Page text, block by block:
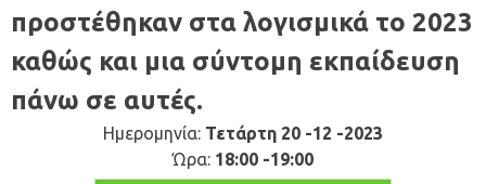
προστέθηκαν στα λογισμικά το 2023
καθώς και μια σύντομη εκπαίδευση
πάνω σε αυτές.
Ημερομηνία: Τετάρτη 20 -12 -2023
Ώρα: 18:00 -19:00